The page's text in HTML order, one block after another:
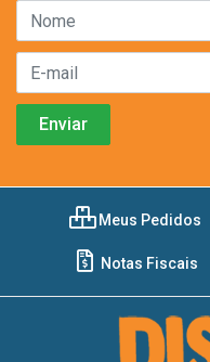
Meus Pedidos
Notas Fiscais